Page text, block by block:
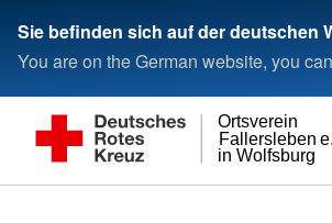
Sie befinden sich auf der deutschen
You are on the German website, you
in Wolfsburg
Fallersleben
Ortsverein